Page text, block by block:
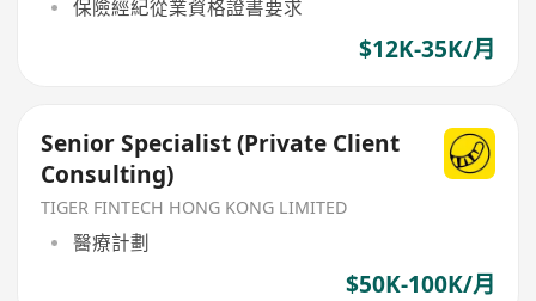
保險經紀從業資格證書要求
$12K-35K/月
Senior Specialist (Private Client
Consulting)
TIGER FINTECH HONG KONG LIMITED
醫療計劃
$50K-100K/月